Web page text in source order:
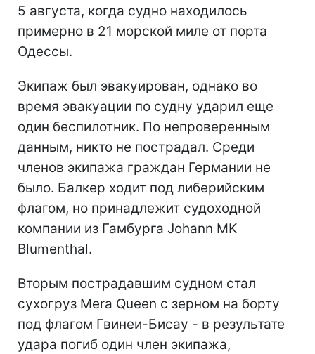
5 августа, когда судно находилось
примерно в 21 морской миле от порта
Одессы.
Экипаж был эвакуирован, однако во
время эвакуации по судну ударил еще
один беспилотник. По непроверенным
данным, никто не пострадал. Среди
членов экипажа граждан Германии не
было. Балкер ходит под либерийским
флагом, но принадлежит судоходной
компании из Гамбурга Johann MK
Blumenthal.
Вторым пострадавшим судном стал
сухогруз Mera Queen с зерном на борту
под флагом Гвинеи-Бисау - в результате
удара погиб один член экипажа,